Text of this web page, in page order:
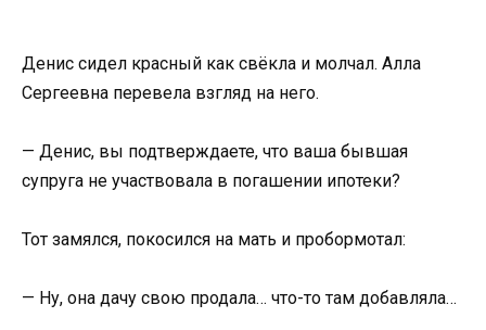
Денис сидел красный как свёкла и молчал. Алла
Сергеевна перевела взгляд на него.
— Денис, вы подтверждаете, что ваша бывшая
супруга не участвовала в погашении ипотеки?
Тот замялся, покосился на мать и пробормотал:
— Ну, она дачу свою продала… что-то там добавляла…